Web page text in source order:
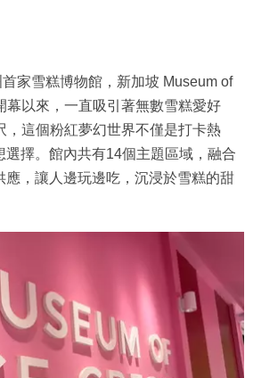
家雪糕博物館，新加坡 Museum of
幕以來，一直吸引著無數雪糕愛好
，這個粉紅夢幻世界不僅是打卡熱
選擇。館內共有14個主題區域，融合
應，讓人邊玩邊吃，沉浸於雪糕的甜